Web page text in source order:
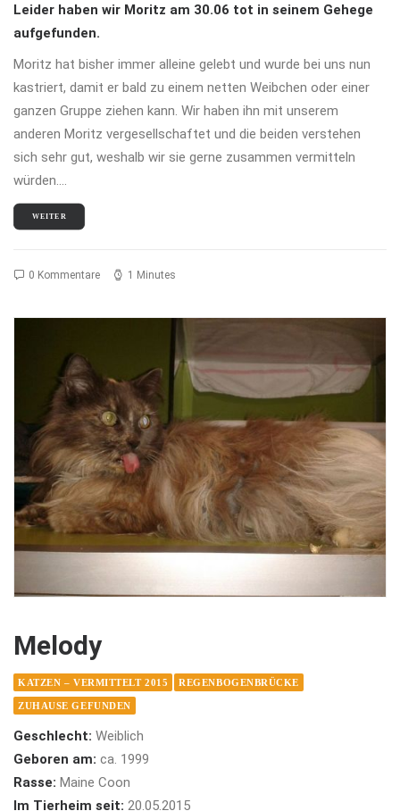
Leider haben wir Moritz am 30.06 tot in seinem Gehege
aufgefunden.
Moritz hat bisher immer alleine gelebt und wurde bei uns nun
kastriert, damit er bald zu einem netten Weibchen oder einer
ganzen Gruppe ziehen kann. Wir haben ihn mit unserem
anderen Moritz vergesellschaftet und die beiden verstehen
sich sehr gut, weshalb wir sie gerne zusammen vermitteln
würden.…
WEITER
0 Kommentare 1 Minutes
Melody
KATZEN – VERMITTELT 2015 REGENBOGENBRÜCKE
ZUHAUSE GEFUNDEN
Geschlecht: Weiblich
Geboren am: ca. 1999
Rasse: Maine Coon
Im Tierheim seit: 20.05.2015